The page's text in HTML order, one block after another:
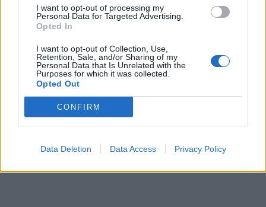
I want to opt-out of processing my
Personal Data for Targeted Advertising.
Opted In
I want to opt-out of Collection, Use,
Retention, Sale, and/or Sharing of my
Personal Data that Is Unrelated with the
Purposes for which it was collected.
Opted Out
CONFIRM
Data Deletion Data Access Privacy Policy